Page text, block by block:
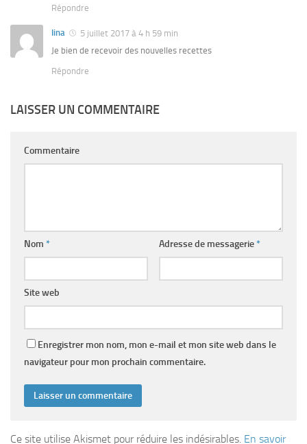
Répondre
lina
5 juillet 2017 à 4 h 59 min
Je bien de recevoir des nouvelles recettes
Répondre
LAISSER UN COMMENTAIRE
Commentaire
Nom * Adresse de messagerie*
Site web
Enregistrer mon nom, mon e-mail et mon site web dans le
navigateur pour mon prochain commentaire.
Ce site utilise Akismet pour réduire les indésirables. En savoir